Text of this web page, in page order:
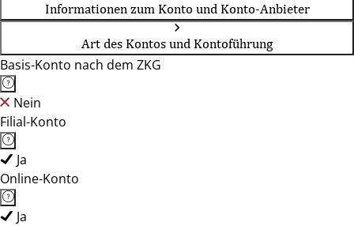
Informationen zum Konto und Konto-Anbieter
Art des Kontos und Kontoführung
Basis-Konto nach dem ZKG
Nein
Filial-Konto
Ja
Online-Konto
Ja